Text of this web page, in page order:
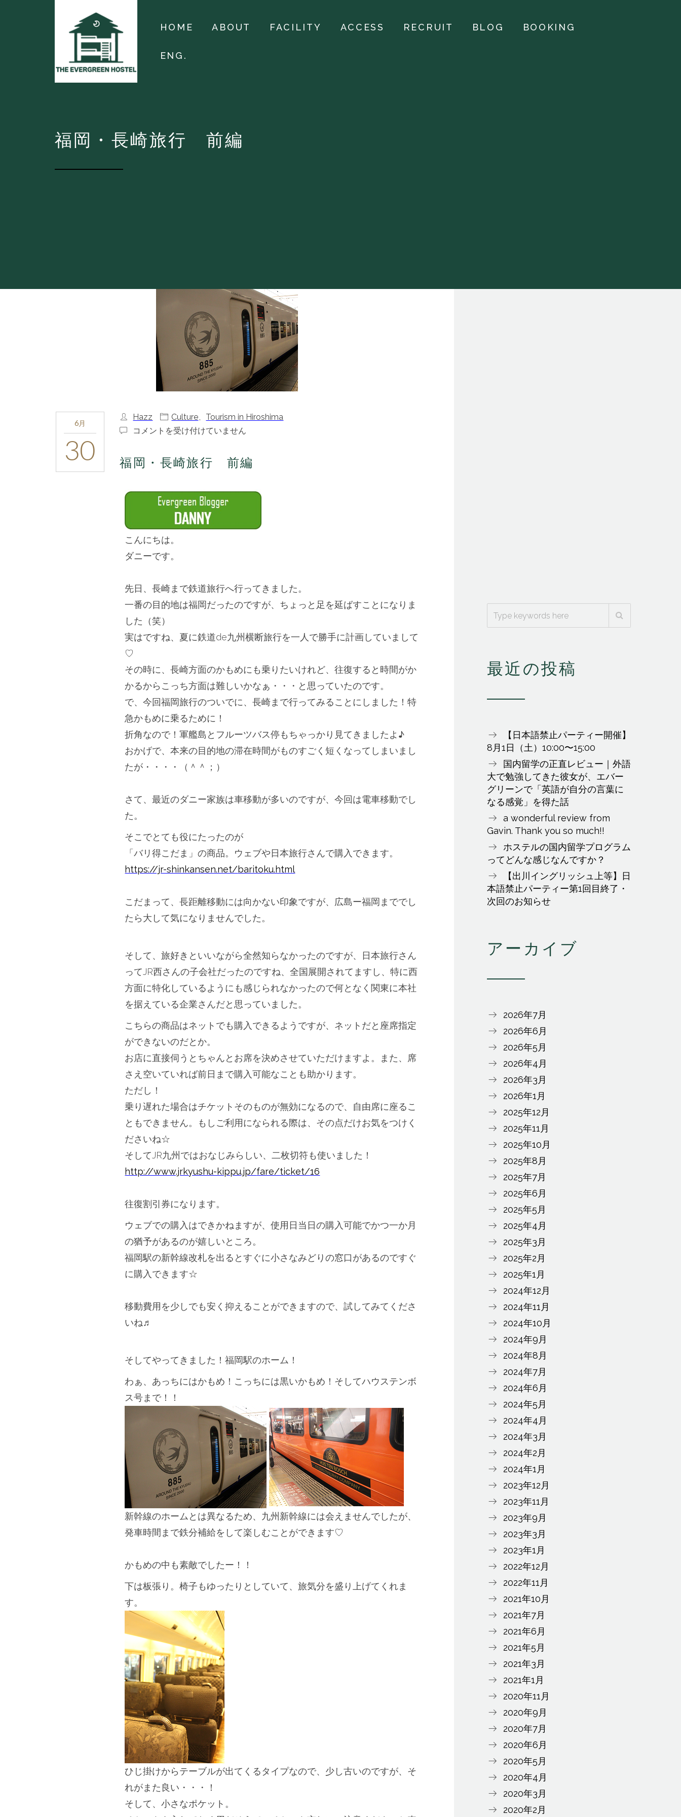
HOME ABOUT FACILITY ACCESS RECRUIT BLOG BOOKING
ENG.
福岡・長崎旅行 前編
6月
30
Hazz Culture,
Tourism in Hiroshima
福
崎
コメントを受け付けていません
福岡・長崎旅行 前編
こんにちは。
ダニーです。
先日、長崎まで鉄道旅行へ行ってきました。
一番の目的地は福岡だったのですが、 ちょっと足を延ばすことになりま
した（笑）
実はですね、 夏に鉄道de九州横断旅行を一人で勝手に計画していまして
♡
その時に、長崎方面のかもめにも乗りたいけれど、往復すると時間がか
かるからこっち方面は難しいかなぁ・・・ と思っていたのです。
で、今回福岡旅行のついでに、長崎まで行ってみることにしました！特
急かもめに乗るために！
折角なので！軍艦島とフルーツバス停もちゃっかり見てきましたよ♪
おかげで、本来の目的地の滞在時間がものすごく短くなってしまいまし
たが・
・・・（＾＾；）
さて、最近のダニー家族は車移動が多いのですが、今回は電車移動でし
た。
そこでとても役にたったのが
「バリ得こだま」の商品。ウェブや日本旅行さんで購入できます。
https://jr-shinkansen.net/baritoku.html
こだまって、長距離移動には向かない印象ですが、 広島ー福岡まででし
たら大して気になりませんでした。
そして、旅好きといいながら全然知らなかったのですが、
日本旅行さん
ってJR西さんの子会社だったのですね、全国展開されてますし、特に西
方面に特化しているようにも感じられなかったので何となく関東に本社
を据えている企業さんだと思っていました。
こちらの商品はネットでも購入できるようですが、 ネットだと座席指定
ができないのだとか。
お店に直接伺うとちゃんとお席を決めさせていただけますよ。
また、席
さえ空いていれば前日まで購入可能なことも助かります。
ただし！
乗り遅れた場合はチケットそのものが無効になるので、 自由席に座るこ
ともできません。もしご利用になられる際は、その点だけお気をつけく
ださいね☆
そしてJR九州ではおなじみらしい、二枚切符も使いました！
http://www.jrkyushu-kippu.jp/fare/ticket/16
往復割引券になります。
ウェブでの購入はできかねますが、使用日当日の購入可能でかつ一か月
の猶予があるのが嬉しいところ。
福岡駅の新幹線改札を出るとすぐに小さなみどりの窓口があるのですぐ
に購入できます☆
移動費用を少しでも安く抑えることができますので、試してみてくださ
いね♬
そしてやってきました！福岡駅のホーム！
わぁ、あっちにはかもめ！こっちには黒いかもめ！ そしてハウステンボ
ス号まで！！
新幹線のホームとは異なるため、 九州新幹線には会えませんでしたが、
発車時間まで鉄分補給をして楽しむことができます♡
かもめの中も素敵でしたー！！
下は板張り。椅子もゆったりとしていて、旅気分を盛り上げてくれま
す。
ひじ掛けからテーブルが出てくるタイプなので、 少し古いのですが、そ
れがまた良い・・・！
そして、小さなポケット。
最近の投稿
【日本語禁止パーティー開催】
8月1日（土）10:00〜15:00
国内留学の正直レビュー｜外語
大で勉強してきた彼女が、エバー
グリーンで「英語が自分の言葉に
なる感覚」を得た話
a wonderful review from
Gavin. Thank you so much!!
ホステルの国内留学プログラム
ってどんな感じなんですか？
【出川イングリッシュ上等】日
本語禁止パーティー第1回目終了・
次回のお知らせ
アーカイブ
2026年7月
2026年6月
2026年5月
2026年4月
2026年3月
2026年1月
2025年12月
2025年11月
2025年10月
2025年8月
2025年7月
2025年6月
2025年5月
2025年4月
2025年3月
2025年2月
2025年1月
2024年12月
2024年11月
2024年10月
2024年9月
2024年8月
2024年7月
2024年6月
2024年5月
2024年4月
2024年3月
2024年2月
2024年1月
2023年12月
2023年11月
2023年9月
2023年3月
2023年1月
2022年12月
2022年11月
2021年10月
2021年7月
2021年6月
2021年5月
2021年3月
2021年1月
2020年11月
2020年9月
2020年7月
2020年6月
2020年5月
2020年4月
2020年3月
2020年2月